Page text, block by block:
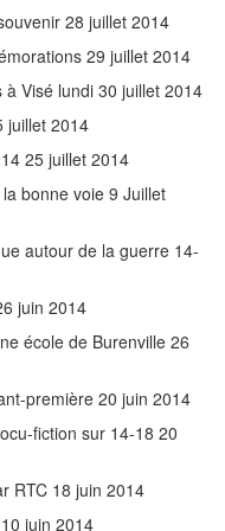
28 juillet 2014
29 juillet 2014
Visé lundi 30 juillet 2014
juillet 2014
25 juillet 2014
bonne voie 9 Juillet
autour de la guerre 14-
juin 2014
école de Burenville 26
première 20 juin 2014
fiction sur 14-18 20
RTC 18 juin 2014
juin 2014